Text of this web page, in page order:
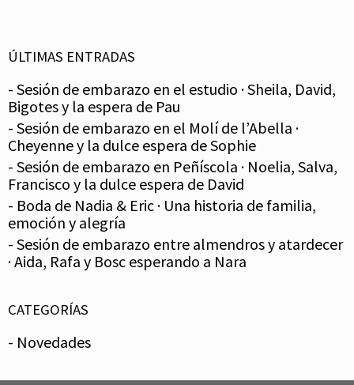
ÚLTIMAS ENTRADAS
- Sesión de embarazo en el estudio · Sheila, David,
Bigotes y la espera de Pau
- Sesión de embarazo en el Molí de l’Abella ·
Cheyenne y la dulce espera de Sophie
- Sesión de embarazo en Peñíscola · Noelia, Salva,
Francisco y la dulce espera de David
- Boda de Nadia & Eric · Una historia de familia,
emoción y alegría
- Sesión de embarazo entre almendros y atardecer
· Aida, Rafa y Bosc esperando a Nara
CATEGORÍAS
- Novedades